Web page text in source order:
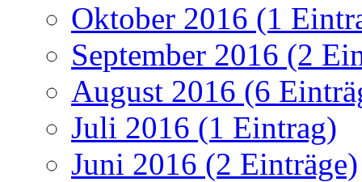
Oktober 2016 (1
September 2016 (2
August 2016 (6
Juli 2016 (1 Eintrag)
Juni 2016 (2 Einträge)